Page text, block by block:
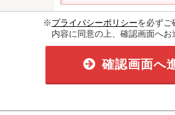
※プライバシーポリシーを必ずご
内容に同意の上、確認画面へお
確認画面へ